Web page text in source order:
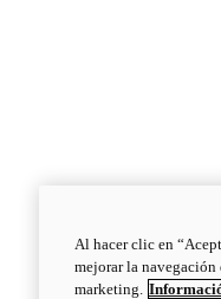
Al hacer clic en
mejorar la
marketing.